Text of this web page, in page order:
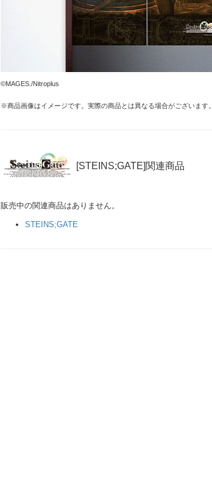
©MAGES./Nitroplus
※商品画像はイメージです。実際の商品とは異なる場合がございます。
[STEINS;GATE]関連商品
販売中の関連商品はありません。
STEINS;GATE